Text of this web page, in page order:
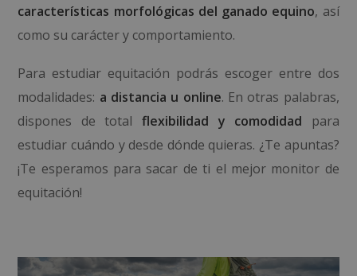
características morfológicas del ganado equino, así
como su carácter y comportamiento.
Para estudiar equitación podrás escoger entre dos
modalidades: a distancia u online. En otras palabras,
dispones de total flexibilidad y comodidad para
estudiar cuándo y desde dónde quieras. ¿Te apuntas?
¡Te esperamos para sacar de ti el mejor monitor de
equitación!